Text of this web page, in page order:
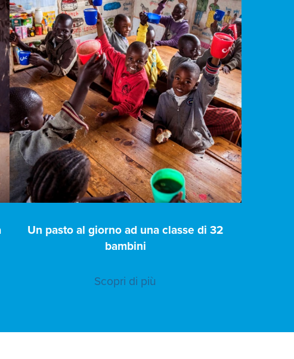
Un pasto al giorno ad una classe di 32
bambini
Scopri di più